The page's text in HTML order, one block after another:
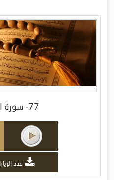
77- سورة المرسلات
عدد